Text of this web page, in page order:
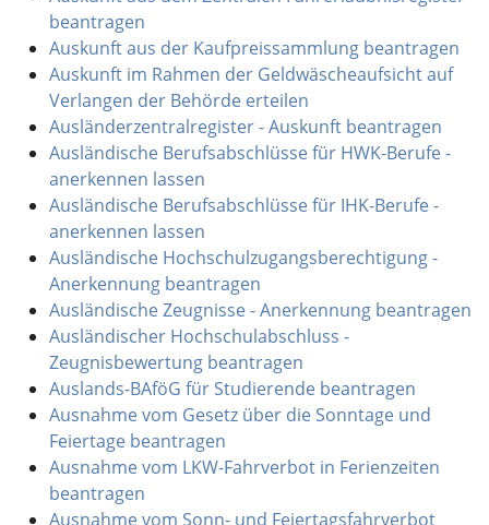
beantragen
Auskunft aus der Kaufpreissammlung beantragen
Auskunft im Rahmen der Geldwäscheaufsicht auf
Verlangen der Behörde erteilen
Ausländerzentralregister - Auskunft beantragen
Ausländische Berufsabschlüsse für HWK-Berufe -
anerkennen lassen
Ausländische Berufsabschlüsse für IHK-Berufe -
anerkennen lassen
Ausländische Hochschulzugangsberechtigung -
Anerkennung beantragen
Ausländische Zeugnisse - Anerkennung beantragen
Ausländischer Hochschulabschluss -
Zeugnisbewertung beantragen
Auslands-BAföG für Studierende beantragen
Ausnahme vom Gesetz über die Sonntage und
Feiertage beantragen
Ausnahme vom LKW-Fahrverbot in Ferienzeiten
beantragen
Ausnahme vom Sonn- und Feiertagsfahrverbot